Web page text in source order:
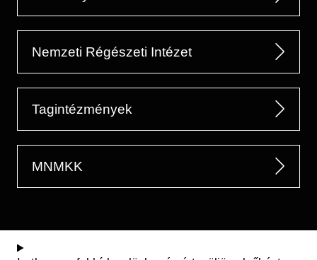
Nemzeti Régészeti Intézet
Tagintézmények
MNMKK